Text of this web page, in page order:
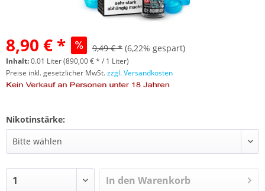
8,90 € * 9,49 € * (6,22% gespart)
Inhalt:0.01 Liter (890,00 € * / 1 Liter)
Preise inkl. gesetzlicher MwSt.zzgl. Versandkosten
Nikotinstärke:
In den Warenkorb